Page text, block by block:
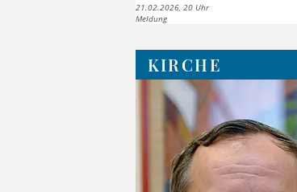
21.02.2026, 20 Uhr
Meldung
KIRCHE